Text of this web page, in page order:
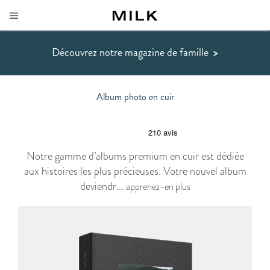
Découvrez notre magazine de famille >
Album photo en cuir
Notre gamme d’albums premium en cuir est dédiée
aux histoires les plus précieuses. Votre nouvel album
deviendr... apprenez-en plus